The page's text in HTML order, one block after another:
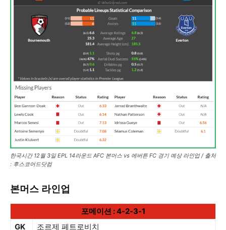
한국시간 12월 3일 EPL 14라운드 AFC 본머스 vs 에버튼 FC 경기 예상 라인업 / 출처
: 후스코어드닷컴
본머스 라인업
포메이션 : 4-2-3-1
GK
조르제 페트로비치